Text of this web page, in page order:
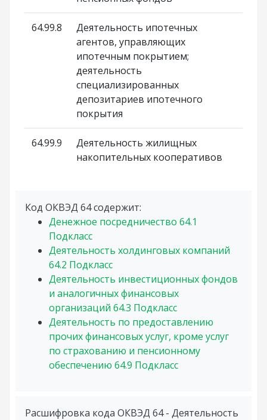
64.99.8
Деятельность ипотечных
агентов, управляющих
ипотечным покрытием;
деятельность
специализированных
депозитариев ипотечного
покрытия
64.99.9
Деятельность жилищных
накопительных кооперативов
Код ОКВЭД 64 содержит:
Денежное посредничество 64.1
Подкласс
Деятельность холдинговых компаний
64.2 Подкласс
Деятельность инвестиционных фондов
и аналогичных финансовых
организаций 64.3 Подкласс
Деятельность по предоставлению
прочих финансовых услуг, кроме услуг
по страхованию и пенсионному
обеспечению 64.9 Подкласс
Расшифровка кода ОКВЭД 64 - Деятельность